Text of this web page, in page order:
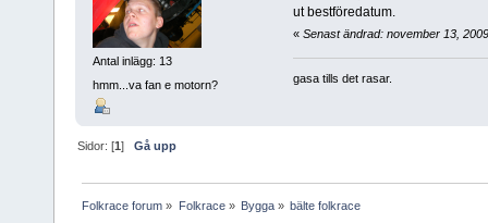
Antal inlägg: 13
hmm...va fan e motorn?
ut bestföredatum.
« Senast ändrad: november 13,
gasa tills det rasar.
Sidor: [1]Gå upp
Folkrace forum » Folkrace» Bygga» bälte folkrace